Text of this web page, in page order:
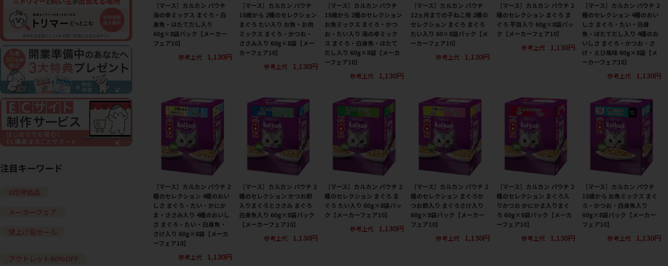
［マース］カルカン パウチ
海の幸ミックス まぐろ・白
身魚・ほたてだし入り
60g×8袋パック【メーカー
フェア10】
参考上代
1,130円
［マース］カルカン パウチ
18歳から 2種のセレクション
まぐろ たい入り お魚・お肉
ミックス まぐろ・かつお・
ささみ入り 60g×8袋【メー
カーフェア10】
参考上代
1,130円
［マース］カルカン パウチ
18歳から 2種のセレクション
お魚ミックス まぐろ・かつ
お・たい入り 海の幸ミック
ス まぐろ・白身魚・ほたて
だし入り 60g×8袋【メーカ
ーフェア10】
参考上代
1,130円
［マース］カルカン パウチ
12ヵ月までの子ねこ用 2種の
セレクション まぐろ まぐろ
たい入り 60×8袋パック【メ
ーカーフェア10】
参考上代
1,130円
［マース］カルカン パウチ 2
種のセレクション まぐろ ま
ぐろ 平目入り 60g×8袋パッ
ク【メーカーフェア10】
参考上代
1,130円
［マース］カルカン パウチ 2
種のセレクション 4種のおい
しさ まぐろ・たい・白身
魚・ほたてだし入り 4種のお
いしさ まぐろ・かつお・さ
け・えび風味 60g×8袋【メ
ーカーフェア10】
参考上代
1,130円
［マース］カルカン パウチ 2
種のセレクション 4種のおい
しさ まぐろ・たい・かにか
ま・ささみ入り 4種のおいし
さ まぐろ・たい・白身魚・
さけ入り 60g×8袋【メーカ
ーフェア10】
参考上代
1,130円
［マース］カルカン パウチ 2
種のセレクション かつお節
入りまぐろとささみ まぐろ
白身魚入り 60g×8袋パック
【メーカーフェア10】
参考上代
1,130円
［マース］カルカン パウチ 2
種のセレクション まぐろ ま
ぐろ たい入り 60g×8袋パッ
ク【メーカーフェア10】
参考上代
1,130円
［マース］カルカン パウチ 2
種のセレクション まぐろか
つお節入り まぐろさけ入り
60g×8袋パック【メーカー
フェア10】
参考上代
1,130円
［マース］カルカン パウチ 2
種のセレクション まぐろ入
りかつお かにかま入りまぐ
ろ 60g×8袋パック【メーカ
ーフェア10】
参考上代
1,130円
［マース］カルカン パウチ
18歳から お魚ミックス まぐ
ろ・かつお・白身魚入り
60g×8袋パック【メーカー
フェア10】
参考上代
1,130円
注目キーワード
8月特価品
メーカーフェア
値上げ前セール
アウトレット60%OFF